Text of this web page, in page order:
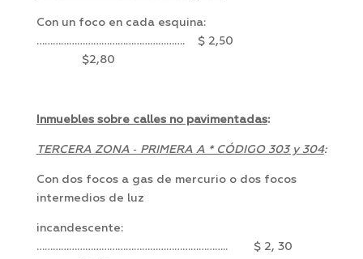
Con un foco en cada esquina:
………………………………………………. $ 2,50
$2,80
Inmuebles sobre calles no pavimentadas:
TERCERA ZONA ‑ PRIMERA A * CÓDIGO 303 y 304:
Con dos focos a gas de mercurio o dos focos
intermedios de luz
incandescente:
…………………………………………………………….. $ 2, 30